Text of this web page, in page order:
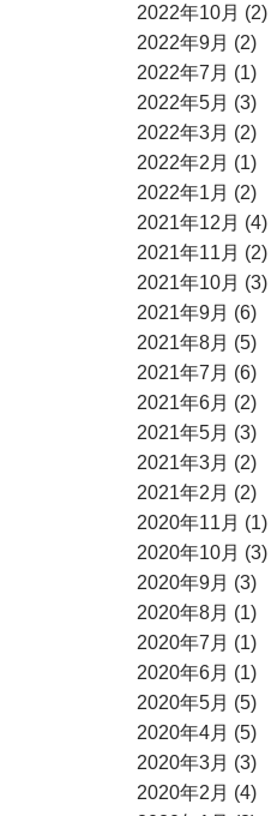
2022年10月 (2)
2022年9月 (2)
2022年7月 (1)
2022年5月 (3)
2022年3月 (2)
2022年2月 (1)
2022年1月 (2)
2021年12月 (4)
2021年11月 (2)
2021年10月 (3)
2021年9月 (6)
2021年8月 (5)
2021年7月 (6)
2021年6月 (2)
2021年5月 (3)
2021年3月 (2)
2021年2月 (2)
2020年11月 (1)
2020年10月 (3)
2020年9月 (3)
2020年8月 (1)
2020年7月 (1)
2020年6月 (1)
2020年5月 (5)
2020年4月 (5)
2020年3月 (3)
2020年2月 (4)